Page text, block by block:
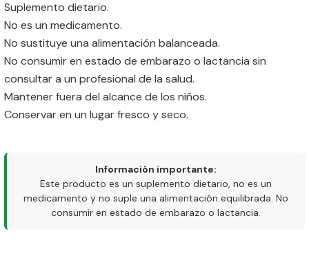
Suplemento dietario.
No es un medicamento.
No sustituye una alimentación balanceada.
No consumir en estado de embarazo o lactancia sin
consultar a un profesional de la salud.
Mantener fuera del alcance de los niños.
Conservar en un lugar fresco y seco.
Información importante:
Este producto es un suplemento dietario, no es un
medicamento y no suple una alimentación equilibrada. No
consumir en estado de embarazo o lactancia.